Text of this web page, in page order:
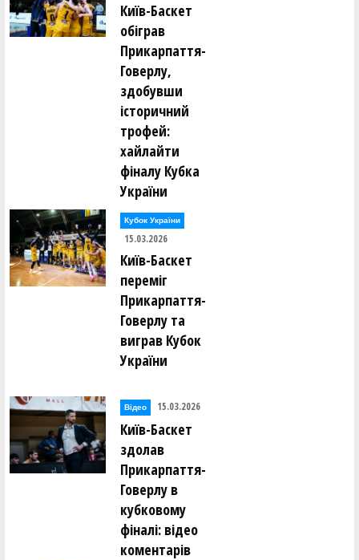
Київ-Баскет
обіграв
Прикарпаття-
Говерлу,
здобувши
історичний
трофей:
хайлайти
фіналу Кубка
України
Кубок України
15.03.2026
Київ-Баскет
переміг
Прикарпаття-
Говерлу та
виграв Кубок
України
Відео 15.03.2026
Київ-Баскет
здолав
Прикарпаття-
Говерлу в
кубковому
фіналі: відео
коментарів